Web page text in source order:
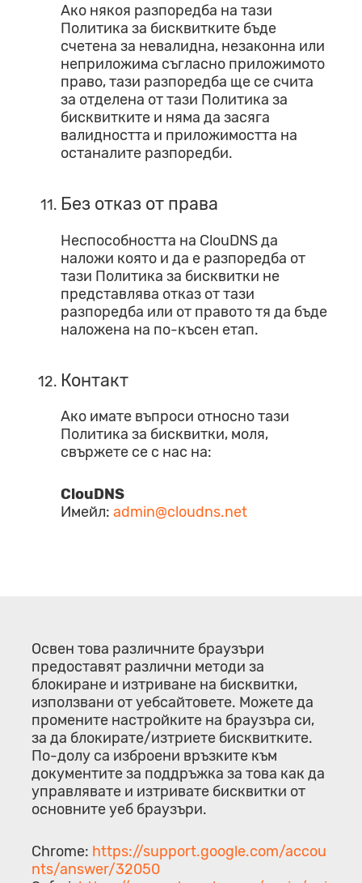
Ако някоя разпоредба на тази
Политика за бисквитките бъде
счетена за невалидна, незаконна или
неприложима съгласно приложимото
право, тази разпоредба ще се счита
за отделена от тази Политика за
бисквитките и няма да засяга
валидността и приложимостта на
останалите разпоредби.
Без отказ от права
Неспособността на ClouDNS да
наложи която и да е разпоредба от
тази Политика за бисквитки не
представлява отказ от тази
разпоредба или от правото тя да бъде
наложена на по-късен етап.
Контакт
Ако имате въпроси относно тази
Политика за бисквитки, моля,
свържете се с нас на:
ClouDNS
Имейл: admin@cloudns.net
Освен това различните браузъри
предоставят различни методи за
блокиране и изтриване на бисквитки,
използвани от уебсайтовете. Можете да
промените настройките на браузъра си,
за да блокирате/изтриете бисквитките.
По-долу са изброени връзките към
документите за поддръжка за това как да
управлявате и изтривате бисквитки от
основните уеб браузъри.
Chrome: https://support.google.com/accou
nts/answer/32050